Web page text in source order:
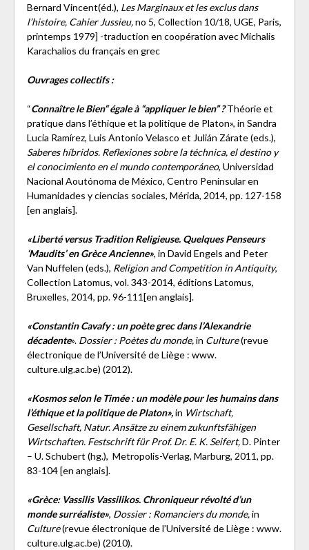
Bernard Vincent(éd.), Les Marginaux et les exclus dans
l’histoire, Cahier Jussieu,no 5, Collection 10/18, UGE, Paris,
printemps 1979] -traduction en coopération avec Michalis
Karachalios du français en grec
Ouvrages collectifs :
“Connaître le Bien“ égale à “appliquer le bien” ?Théorie et
pratique dans l’éthique et la politique de Platon», in Sandra
Lucía Ramírez, Luis Antonio Velasco et Julián Zárate (eds.),
Saberes híbridos. Reflexiones sobre la téchnica, el destino y
el conocimiento en el mundo contemporáneo, Universidad
Nacional Aoutónoma de México, Centro Peninsular en
Humanidades y ciencias sociales, Mérida, 2014, pp. 127-158
[en anglais].
«Liberté versus Tradition Religieuse. Quelques Penseurs
‘Maudits’ en Grèce Ancienne», in David Engels and Peter
Van Nuffelen (eds.), Religion and Competition in Antiquity,
Collection Latomus, vol. 343-2014, éditions Latomus,
Bruxelles, 2014, pp. 96-111[en anglais].
«Constantin Cavafy : un poète grec dans l’Alexandrie
décadente».Dossier : Poètes du monde,in Culture(revue
électronique de l’Université de Liège : www.
culture.ulg.ac.be) (2012).
«Kosmos selon le Timée : un modèle pour les humains dans
l’éthique et la politique de Platon»,in Wirtschaft,
Gesellschaft, Natur. Ansätze zu einem zukunftsfähigen
Wirtschaften. Festschrift für Prof. Dr. E. K. Seifert,D. Pinter
– U. Schubert (hg.), Metropolis-Verlag, Marburg, 2011, pp.
83-104 [en anglais].
«Grèce: Vassilis Vassilikos. Chroniqueur révolté d’un
monde surréaliste», Dossier : Romanciers du monde,in
Culture(revue électronique de l’Université de Liège : www.
culture.ulg.ac.be) (2010).